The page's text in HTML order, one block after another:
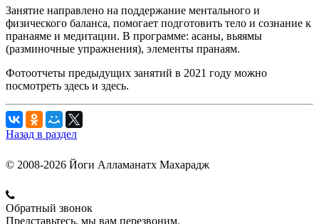
Занятие направлено на поддержание ментального и
физического баланса, помогает подготовить тело и сознание к
пранаяме и медитации. В программе: асаны, вьяямы
(разминочные упражнения), элементы пранаям.
Фотоотчеты предыдущих занятий в 2021 году можно
посмотреть здесь и здесь.
Назад в раздел
© 2008-2026 Йоги Алламанатх Махарадж
Обратный звонок
Представьтесь, мы вам перезвоним.